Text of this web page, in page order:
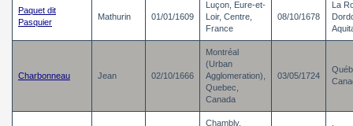
Paquet dit
Pasquier
Mathurin 01/01/1609
Luçon, Eure-et-
Loir, Centre,
France
08/10/1678
La
Charbonneau Jean 02/10/1666
Montréal
(Urban
Agglomeration),
Quebec,
Canada
03/05/1724
Chambly,